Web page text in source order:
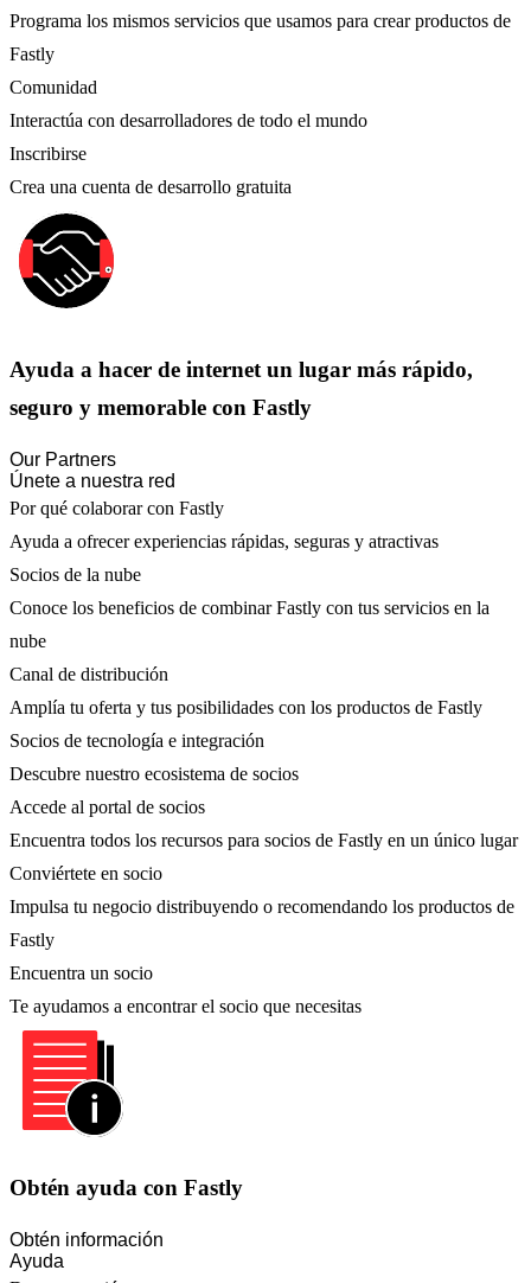
Programa los mismos servicios que usamos para crear productos de
Fastly
Comunidad
Interactúa con desarrolladores de todo el mundo
Inscribirse
Crea una cuenta de desarrollo gratuita
Ayuda a hacer de internet un lugar más rápido,
seguro y memorable con Fastly
Our Partners
Únete a nuestra red
Por qué colaborar con Fastly
Ayuda a ofrecer experiencias rápidas, seguras y atractivas
Socios de la nube
Conoce los beneficios de combinar Fastly con tus servicios en la
nube
Canal de distribución
Amplía tu oferta y tus posibilidades con los productos de Fastly
Socios de tecnología e integración
Descubre nuestro ecosistema de socios
Accede al portal de socios
Encuentra todos los recursos para socios de Fastly en un único lugar
Conviértete en socio
Impulsa tu negocio distribuyendo o recomendando los productos de
Fastly
Encuentra un socio
Te ayudamos a encontrar el socio que necesitas
Obtén ayuda con Fastly
Obtén información
Ayuda